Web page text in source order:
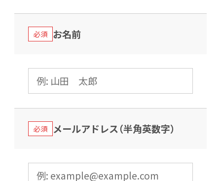
必須 お名前
必須 メールアドレス（半角英数字）